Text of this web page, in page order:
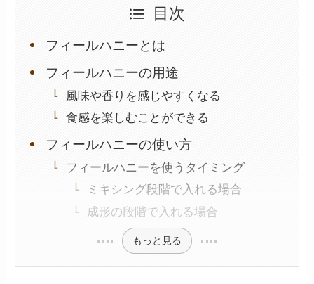
目次
フィールハニーとは
フィールハニーの用途
風味や香りを感じやすくなる
食感を楽しむことができる
フィールハニーの使い方
フィールハニーを使うタイミング
ミキシング段階で入れる場合
成形の段階で入れる場合
もっと見る